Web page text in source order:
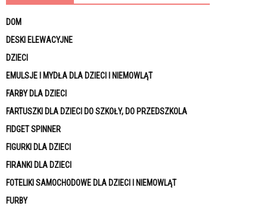
DOM
DESKI ELEWACYJNE
DZIECI
EMULSJE I MYDŁA DLA DZIECI I NIEMOWLĄT
FARBY DLA DZIECI
FARTUSZKI DLA DZIECI DO SZKOŁY, DO PRZEDSZKOLA
FIDGET SPINNER
FIGURKI DLA DZIECI
FIRANKI DLA DZIECI
FOTELIKI SAMOCHODOWE DLA DZIECI I NIEMOWLĄT
FURBY